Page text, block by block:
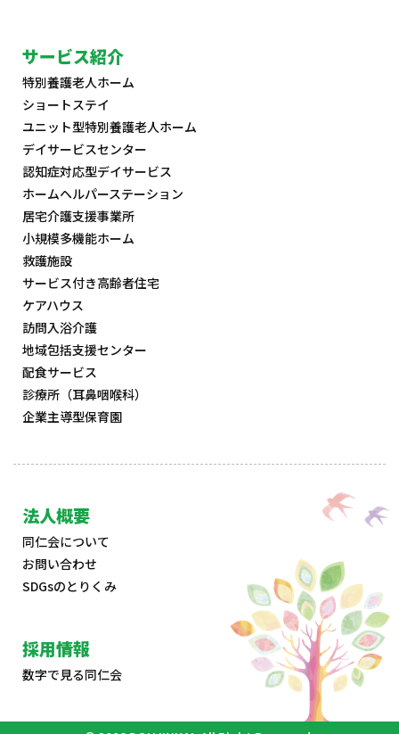
サービス紹介
特別養護老人ホーム
ショートステイ
ユニット型特別養護老人ホーム
デイサービスセンター
認知症対応型デイサービス
ホームヘルパーステーション
居宅介護支援事業所
小規模多機能ホーム
救護施設
サービス付き高齢者住宅
ケアハウス
訪問入浴介護
地域包括支援センター
配食サービス
診療所（耳鼻咽喉科）
企業主導型保育園
法人概要
同仁会について
お問い合わせ
SDGsのとりくみ
採用情報
数字で見る同仁会